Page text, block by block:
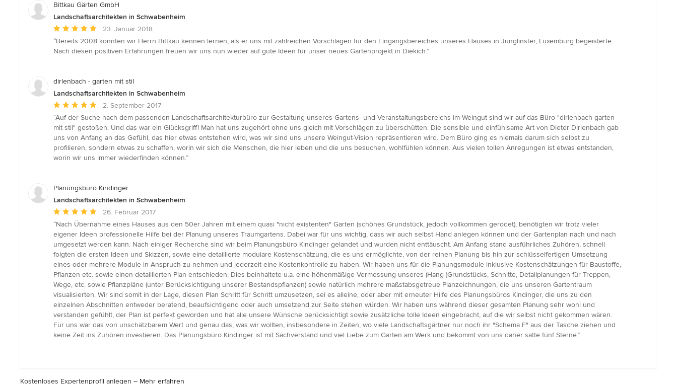
Bittkau Gärten GmbH
Landschaftsarchitekten in Schwabenheim
Durchschnittliche
Bewertung:
5
Sternen
23. Januar 2018
“Bereits 2008 konnten wir Herrn Bittkau kennen lernen, als er uns mit zahlreichen Vorschlägen für den Eingangsbereiches unseres Hauses in Junglinster, Luxemburg begeisterte.
Nach diesen positiven Erfahrungen freuen wir uns nun wieder auf gute Ideen für unser neues Gartenprojekt in Diekich.”
dirlenbach - garten mit stil
Landschaftsarchitekten in Schwabenheim
Durchschnittliche
Bewertung:
5
von
5
Sternen
2. September 2017
“Auf der Suche nach dem passenden Landschaftsarchitekturbüro zur Gestaltung unseres Gartens- und Veranstaltungsbereichs im Weingut sind wir auf das Büro "dirlenbach garten
mit stil" gestoßen. Und das war ein Glücksgriff! Man hat uns zugehört ohne uns gleich mit Vorschlägen zu überschütten. Die sensible und einfühlsame Art von Dieter Dirlenbach gab
uns von Anfang an das Gefühl, das hier etwas entstehen wird, was wir sind uns unsere Weingut-Vision repräsentieren wird. Dem Büro ging es niemals darum sich selbst zu
profilieren, sondern etwas zu schaffen, worin wir sich die Menschen, die hier leben und die uns besuchen, wohlfühlen können. Aus vielen tollen Anregungen ist etwas entstanden,
worin wir uns immer wiederfinden können.”
Planungsbüro Kindinger
Landschaftsarchitekten in Schwabenheim
Durchschnittliche
Bewertung:
5
von
5
Sternen
26. Februar 2017
“Nach Übernahme eines Hauses aus den 50er Jahren mit einem quasi "nicht existenten" Garten (schönes Grundstück, jedoch vollkommen gerodet), benötigten wir trotz vieler
eigener Ideen professionelle Hilfe bei der Planung unseres Traumgartens. Dabei war für uns wichtig, dass wir auch selbst Hand anlegen können und der Gartenplan nach und nach
umgesetzt werden kann. Nach einiger Recherche sind wir beim Planungsbüro Kindinger gelandet und wurden nicht enttäuscht. Am Anfang stand ausführliches Zuhören, schnell
folgten die ersten Ideen und Skizzen, sowie eine detaillierte modulare Kostenschätzung, die es uns ermöglichte, von der reinen Planung bis hin zur schlüsselfertigen Umsetzung
eines oder mehrere Module in Anspruch zu nehmen und jederzeit eine Kostenkontrolle zu haben. Wir haben uns für die Planungsmodule inklusive Kostenschätzungen für Baustoffe,
Pflanzen etc. sowie einen detaillierten Plan entschieden. Dies beinhaltete u.a. eine höhenmäßige Vermessung unseres (Hang-)Grundstücks, Schnitte, Detailplanungen für Treppen,
Wege, etc. sowie Pflanzpläne (unter Berücksichtigung unserer Bestandspflanzen) sowie natürlich mehrere maßstabsgetreue Planzeichnungen, die uns unseren Gartentraum
visualisierten. Wir sind somit in der Lage, diesen Plan Schritt für Schritt umzusetzen, sei es alleine, oder aber mit erneuter Hilfe des Planungsbüros Kindinger, die uns zu den
einzelnen Abschnitten entweder beratend, beaufsichtigend oder auch umsetzend zur Seite stehen würden. Wir haben uns während dieser gesamten Planung sehr wohl und
verstanden gefühlt, der Plan ist perfekt geworden und hat alle unsere Wünsche berücksichtigt sowie zusätzliche tolle Ideen eingebracht, auf die wir selbst nicht gekommen wären.
Für uns war das von unschätzbarem Wert und genau das, was wir wollten, insbesondere in Zeiten, wo viele Landschaftsgärtner nur noch ihr "Schema F" aus der Tasche ziehen und
keine Zeit ins Zuhören investieren. Das Planungsbüro Kindinger ist mit Sachverstand und viel Liebe zum Garten am Werk und bekommt von uns daher satte fünf Sterne.”
Kostenloses Expertenprofil anlegen – Mehr erfahren